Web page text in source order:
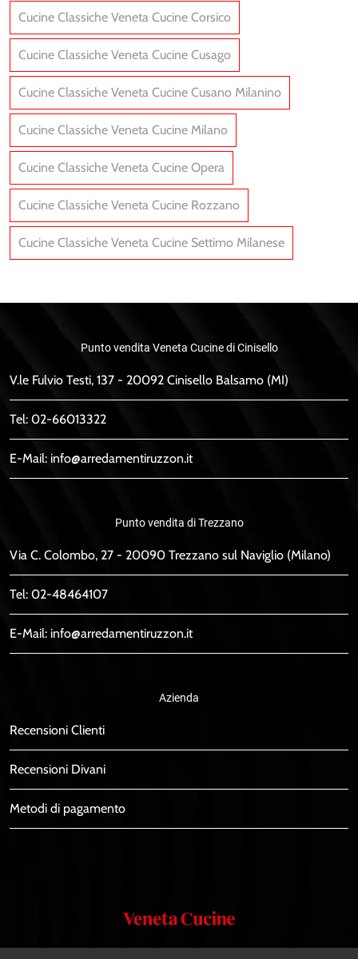
Cucine Classiche Veneta Cucine Corsico
Cucine Classiche Veneta Cucine Cusago
Cucine Classiche Veneta Cucine Cusano Milanino
Cucine Classiche Veneta Cucine Milano
Cucine Classiche Veneta Cucine Opera
Cucine Classiche Veneta Cucine Rozzano
Cucine Classiche Veneta Cucine Settimo Milanese
Punto vendita Veneta Cucine di Cinisello
V.le Fulvio Testi, 137 - 20092 Cinisello Balsamo (MI)
Tel: 02-66013322
E-Mail: info@arredamentiruzzon.it
Punto vendita di Trezzano
Via C. Colombo, 27 - 20090 Trezzano sul Naviglio (Milano)
Tel: 02-48464107
E-Mail: info@arredamentiruzzon.it
Azienda
Recensioni Clienti
Recensioni Divani
Metodi di pagamento
Veneta